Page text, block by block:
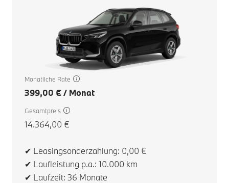
Monatliche Rate
399,00 € / Monat
Gesamtpreis
14.364,00 €
✔ Leasingsonderzahlung: 0,00 €
✔ Laufleistung p.a.: 10.000 km
✔ Laufzeit: 36 Monate